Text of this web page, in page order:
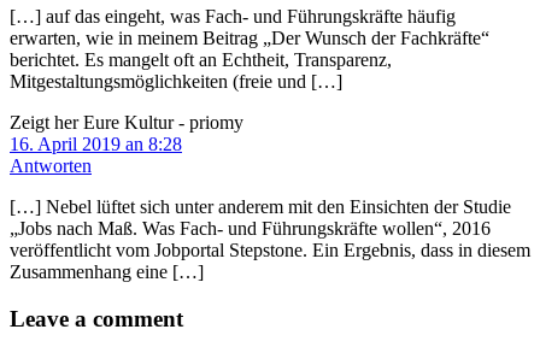
[…] auf das eingeht, was Fach- und Führungskräfte häufig
erwarten, wie in meinem Beitrag „Der Wunsch der Fachkräfte“
berichtet. Es mangelt oft an Echtheit, Transparenz,
Mitgestaltungsmöglichkeiten (freie und […]
Zeigt her Eure Kultur - priomy
16. April 2019 an 8:28
Antworten
[…] Nebel lüftet sich unter anderem mit den Einsichten der Studie
„Jobs nach Maß. Was Fach- und Führungskräfte wollen“, 2016
veröffentlicht vom Jobportal Stepstone. Ein Ergebnis, dass in diesem
Zusammenhang eine […]
Leave a comment